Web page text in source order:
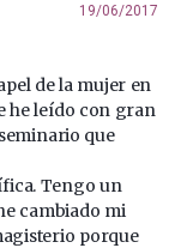
19/06/2017
de la mujer en
he leído con gran
que
Tengo un
cambiado mi
porque